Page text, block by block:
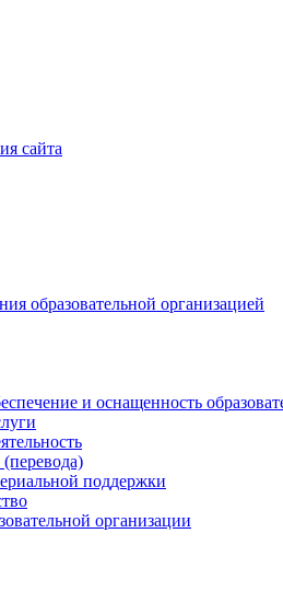
сайта
образовательной организацией
и оснащенность
поддержки
организации